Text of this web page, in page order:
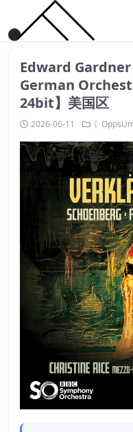
Edward
German
24bit】美国区
2026-06-11 〖